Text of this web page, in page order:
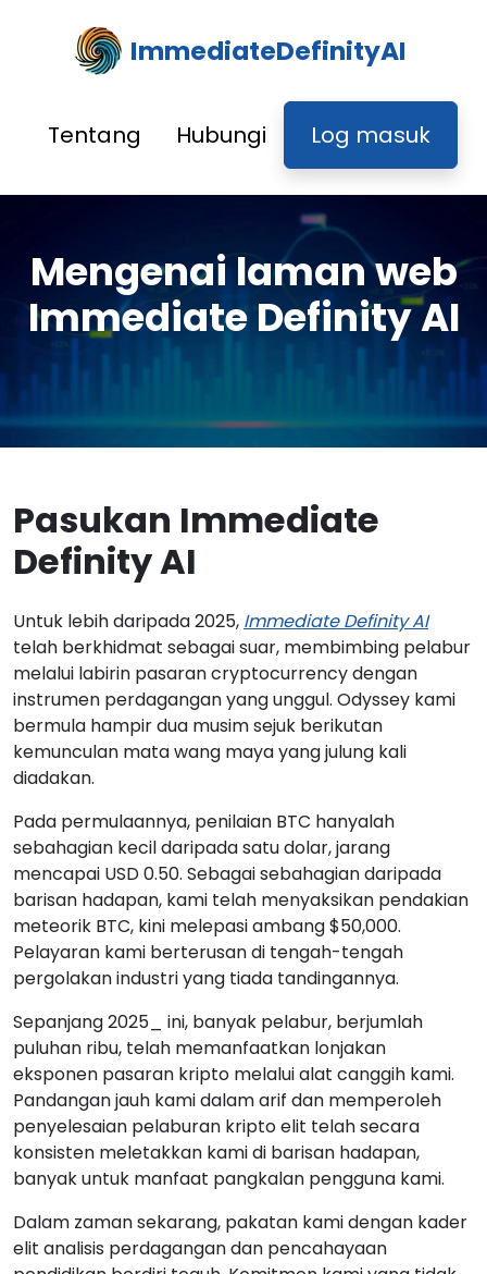
ImmediateDefinityAI
Tentang Hubungi Log masuk
Mengenai laman web
Immediate Definity AI
Pasukan Immediate
Definity AI
Untuk lebih daripada 2025, Immediate Definity AI
telah berkhidmat sebagai suar, membimbing pelabur
melalui labirin pasaran cryptocurrency dengan
instrumen perdagangan yang unggul. Odyssey kami
bermula hampir dua musim sejuk berikutan
kemunculan mata wang maya yang julung kali
diadakan.
Pada permulaannya, penilaian BTC hanyalah
sebahagian kecil daripada satu dolar, jarang
mencapai USD 0.50. Sebagai sebahagian daripada
barisan hadapan, kami telah menyaksikan pendakian
meteorik BTC, kini melepasi ambang $50,000.
Pelayaran kami berterusan di tengah-tengah
pergolakan industri yang tiada tandingannya.
Sepanjang 2025_ ini, banyak pelabur, berjumlah
puluhan ribu, telah memanfaatkan lonjakan
eksponen pasaran kripto melalui alat canggih kami.
Pandangan jauh kami dalam arif dan memperoleh
penyelesaian pelaburan kripto elit telah secara
konsisten meletakkan kami di barisan hadapan,
banyak untuk manfaat pangkalan pengguna kami.
Dalam zaman sekarang, pakatan kami dengan kader
elit analisis perdagangan dan pencahayaan